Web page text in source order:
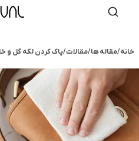
خانه/مقاله ها/مقالات/پاک کردن لکه گل و